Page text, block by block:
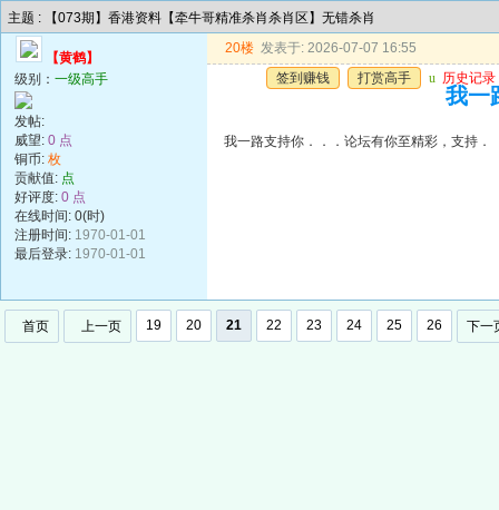
主题 : 【073期】香港资料【牵牛哥精准杀肖杀肖区】无错杀肖
【黄鹤】
级别： 一级高手
发帖:
威望: 0 点
铜币: 枚
贡献值: 点
好评度: 0 点
在线时间: 0(时)
注册时间: 1970-01-01
最后登录: 1970-01-01
20楼 发表于: 2026-07-07 16:55
签到赚钱
打赏高手 u 历史记录
我一
我一路支持你．．．论坛有你至精彩，支持．
首页 上一页 19 20 21 22 23 24 25 26 下一